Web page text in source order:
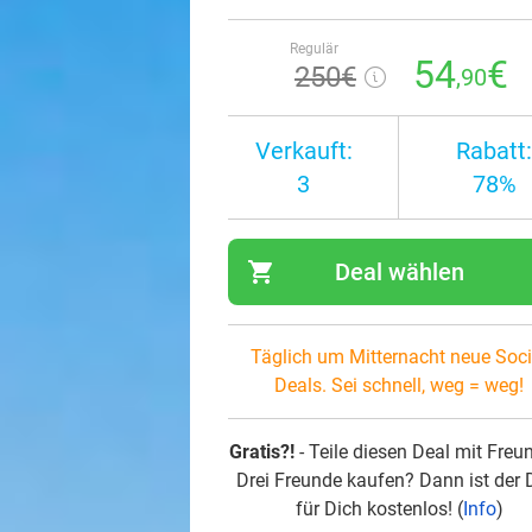
Regulär
250€ 54,90€
Verkauft:
3
Rabatt:
78%
shopping_cart Deal wählen
Täglich um Mitternacht neue
Deals. Sei schnell, weg = weg!
Gratis?!- Teile diesen Deal mit
Drei Freunde kaufen? Dann ist der
für Dich kostenlos! (Info)